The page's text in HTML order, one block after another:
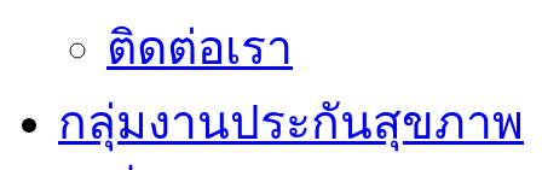
ติดต่อเรา
กลุ่มงานประกันสุขภาพ